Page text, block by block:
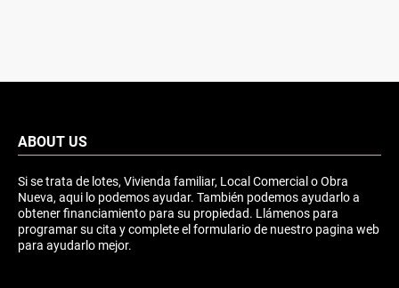
ABOUT US
Si se trata de lotes, Vivienda familiar, Local Comercial o Obra
Nueva, aqui lo podemos ayudar. También podemos ayudarlo a
obtener financiamiento para su propiedad. Llámenos para
programar su cita y complete el formulario de nuestro pagina web
para ayudarlo mejor.